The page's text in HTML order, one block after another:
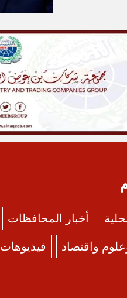
أخبار المحافظات
واقتصاد
فيديوهات